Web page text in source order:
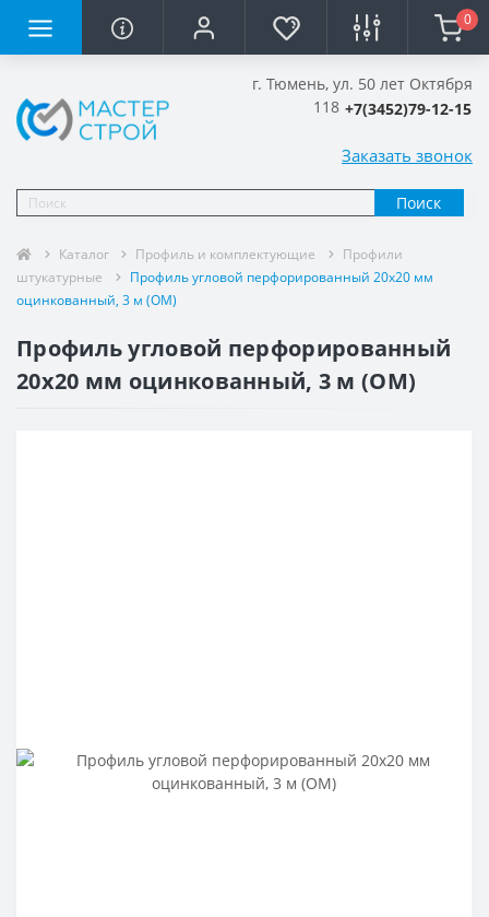
0
Поиск
г. Тюмень, ул. 50 лет Октября
118 +7(3452)79-12-15
Заказать звонок
Каталог Профиль и комплектующие
Профили
штукатурные
Профиль угловой перфорированный 20х20 мм
оцинкованный, 3 м (ОМ)
Профиль угловой перфорированный
20х20 мм оцинкованный, 3 м (ОМ)